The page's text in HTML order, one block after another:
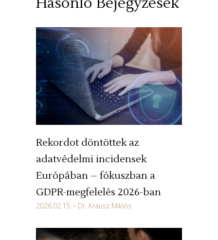
Rekordot döntöttek az
adatvédelmi incidensek
Európában – fókuszban a
GDPR-megfelelés 2026-ban
2026.02.15. Dr. Krausz Miklós